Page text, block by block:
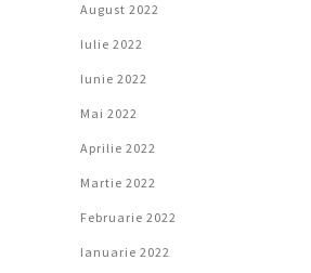
August 2022
Iulie 2022
Iunie 2022
Mai 2022
Aprilie 2022
Martie 2022
Februarie 2022
Ianuarie 2022